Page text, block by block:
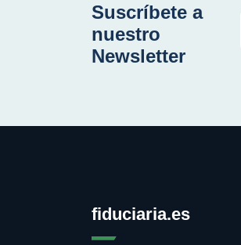
Suscríbete a
nuestro
Newsletter
fiduciaria.es